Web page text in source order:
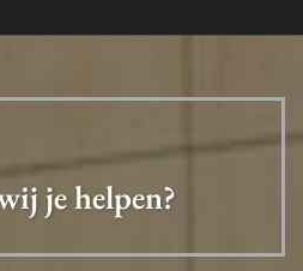
je helpen?